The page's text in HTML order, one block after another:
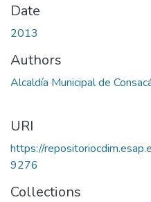
Date
2013
Authors
Alcaldía Municipal de
URI
https://
9276
Collections